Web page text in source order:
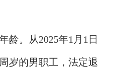
龄。从2025年1月1日
岁的男职工，法定退